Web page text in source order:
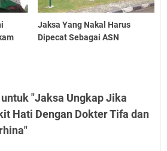
Jaksa Yang Nakal Harus
Dipecat Sebagai ASN
"Jaksa Ungkap Jika
Hati Dengan Dokter Tifa dan